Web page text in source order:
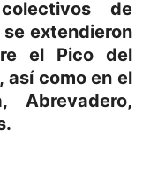
de
extendieron
el Pico del
así como en el
Abrevadero,